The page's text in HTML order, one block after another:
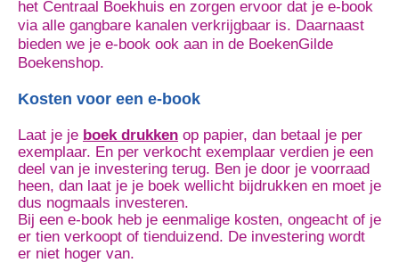
het Centraal Boekhuis en zorgen ervoor dat je e-book
via alle gangbare kanalen verkrijgbaar is. Daarnaast
bieden we je e-book ook aan in de BoekenGilde
Boekenshop.
Kosten voor een e-book
Laat je je boek drukken op papier, dan betaal je per
exemplaar. En per verkocht exemplaar verdien je een
deel van je investering terug. Ben je door je voorraad
heen, dan laat je je boek wellicht bijdrukken en moet je
dus nogmaals investeren.
Bij een e-book heb je eenmalige kosten, ongeacht of je
er tien verkoopt of tienduizend. De investering wordt
er niet hoger van.